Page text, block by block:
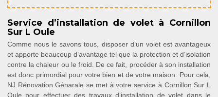
Service d’installation de volet à Cornillon
Sur L Oule
Comme nous le savons tous, disposer d’un volet est avantageux
et apporte beaucoup d’avantage tel que la protection et d’isolation
contre la chaleur ou le froid. De ce fait, procéder à son installation
est donc primordial pour votre bien et de votre maison. Pour cela,
NJ Rénovation Génarale se met à votre service à Cornillon Sur L
Oule pour effectuer des travaux d’installation de volet dans le